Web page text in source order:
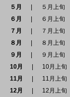
５月
５月上旬
６月
６月上旬
７月
７月上旬
８月
８月上旬
９月
９月上旬
10月
10月上旬
11月
11月上旬
12月
12月上旬